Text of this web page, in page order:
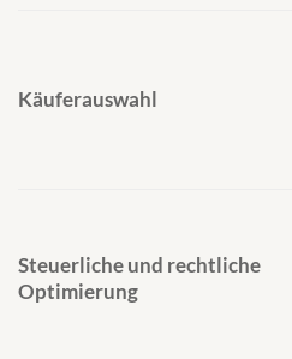
Käuferauswahl
Steuerliche und rechtliche
Optimierung